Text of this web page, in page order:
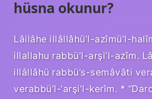
hüsna okunur?
Lâilâhe illâllâhü’l-azîmü’l-
illallahu rabbü’l-arşi’l-azîm.
illâllâhü rabbü’s-semâvâti
verabbü’l-‘arşi’l-kerîm. *